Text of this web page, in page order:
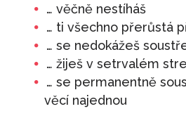
… věčně nestíháš
… ti všechno přerůstá
… se nedokážeš
… žiješ v setrvalém
… se permanentně
věcí najednou